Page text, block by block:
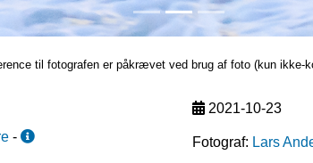
til fotografen er påkrævet ved brug af foto (kun ikke-
-
2021-10-23
Fotograf: Lars